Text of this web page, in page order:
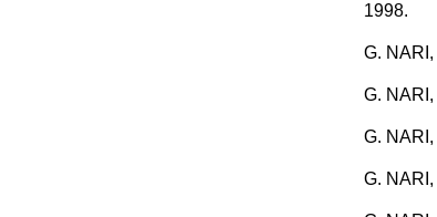
1998.
G. NARI,
G. NARI,
G. NARI,
G. NARI,